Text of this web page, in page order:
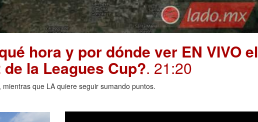
hora y por dónde ver EN VIVO el
la Leagues Cup?. 21:20
que LA quiere seguir sumando puntos.